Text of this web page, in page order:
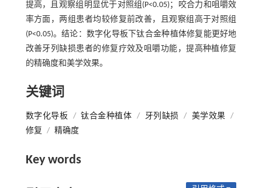
提高，且观察组明显优于对照组(P<0.05)；咬合力和咀嚼效
率方面，两组患者均较修复前改善，且观察组高于对照组
(P<0.05)。结论：数字化导板下钛合金种植体修复能更好地
改善牙列缺损患者的修复疗效及咀嚼功能，提高种植修复
的精确度和美学效果。
关键词
数字化导板 / 钛合金种植体 / 牙列缺损 / 美学效果
/
修复 / 精确度
Key words